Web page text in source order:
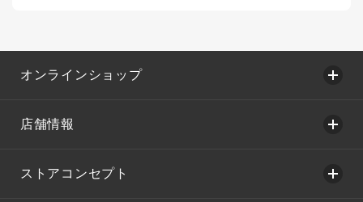
オンラインショップ
店舗情報
ストアコンセプト